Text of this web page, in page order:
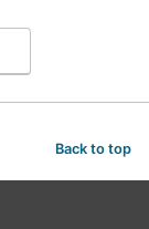
Back to top